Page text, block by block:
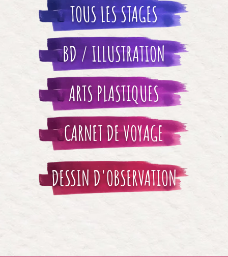
TOUS LES STAGES
BD / ILLUSTRATION
ARTS PLASTIQUES
CARNET DE VOYAGE
DESSIN D'OBSERVATION